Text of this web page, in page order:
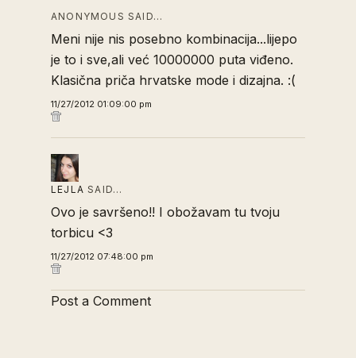
ANONYMOUS SAID…
Meni nije nis posebno kombinacija...lijepo
je to i sve,ali već 10000000 puta viđeno.
Klasična priča hrvatske mode i dizajna. :(
11/27/2012 01:09:00 pm
LEJLA SAID…
Ovo je savršeno!! I obožavam tu tvoju
torbicu <3
11/27/2012 07:48:00 pm
Post a Comment